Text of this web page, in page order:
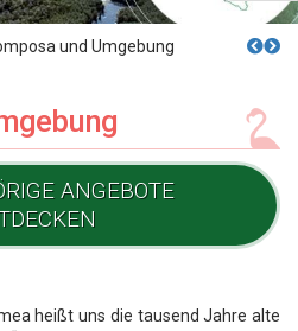
und Umgebung
ANGEBOTE
heißt uns die tausend Jahre alte